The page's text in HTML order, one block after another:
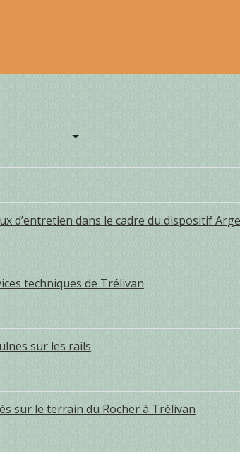
d’entretien dans le cadre du dispositif
techniques de Trélivan
sur les rails
sur le terrain du Rocher à Trélivan